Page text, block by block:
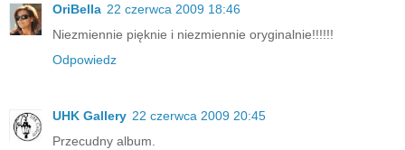
OriBella 22 czerwca 2009 18:46
Niezmiennie pięknie i niezmiennie oryginalnie!!!!!!
Odpowiedz
UHK Gallery 22 czerwca 2009 20:45
Przecudny album.